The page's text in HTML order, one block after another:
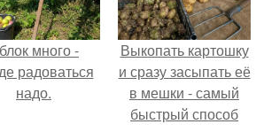
много -
радоваться
надо.
Выкопать картошку
и сразу засыпать её
в мешки - самый
быстрый способ